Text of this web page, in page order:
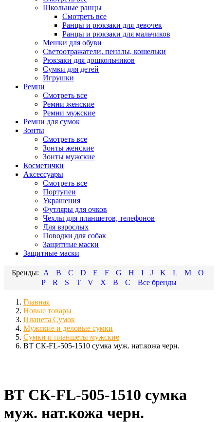
Школьные ранцы
Смотреть все
Ранцы и рюкзаки для девочек
Ранцы и рюкзаки для мальчиков
Мешки для обуви
Светоотражатели, пеналы, кошельки
Рюкзаки для дошкольников
Сумки для детей
Игрушки
Ремни
Смотреть все
Ремни женские
Ремни мужские
Ремни для сумок
Зонты
Смотреть все
Зонты женские
Зонты мужские
Косметички
Аксессуары
Смотреть все
Портупеи
Украшения
Футляры для очков
Чехлы для планшетов, телефонов
Для взрослых
Поводки для собак
Защитные маски
Защитные маски
A B C D E F G H I J K L M
O
P
R S T V X В С
Главная
Новые товары
Планета Сумок
Мужские и деловые сумки
Сумки и планшеты мужские
ВТ СК-FL-505-1510 сумка муж. нат.кожа черн.
ВТ СК-FL-505-1510 сумка
муж. нат.кожа черн.